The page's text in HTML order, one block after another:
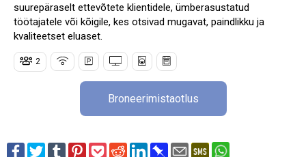
suurepäraselt ettevõtete klientidele, ümberasustatud
töötajatele või kõigile, kes otsivad mugavat, paindlikku ja
kvaliteetset eluaset.
2
Broneerimistaotlus